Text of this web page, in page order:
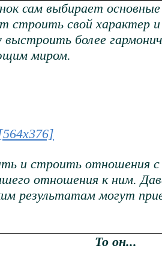
сам выбирает
строить свой характер
выстроить более
миром.
и строить отношения
отношения к ним.
результатам могут
То он...